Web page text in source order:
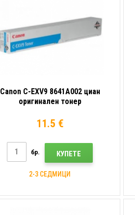
Canon C-EXV9 8641A002 циан
оригинален тонер
11.5 €
бр. КУПЕТЕ
2-3 СЕДМИЦИ